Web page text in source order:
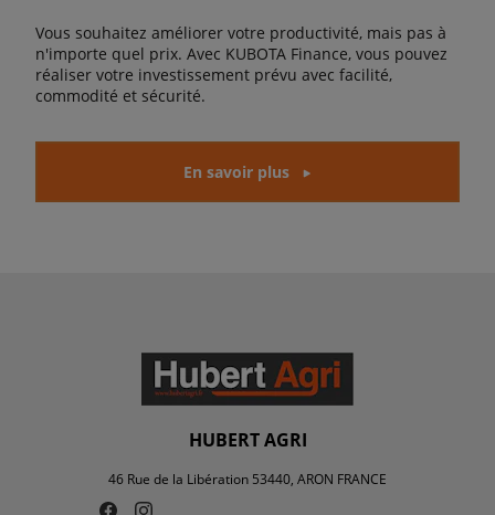
Vous souhaitez améliorer votre productivité, mais pas à
n'importe quel prix. Avec KUBOTA Finance, vous pouvez
réaliser votre investissement prévu avec facilité,
commodité et sécurité.
En savoir plus
HUBERT AGRI
46 Rue de la Libération 53440, ARON FRANCE